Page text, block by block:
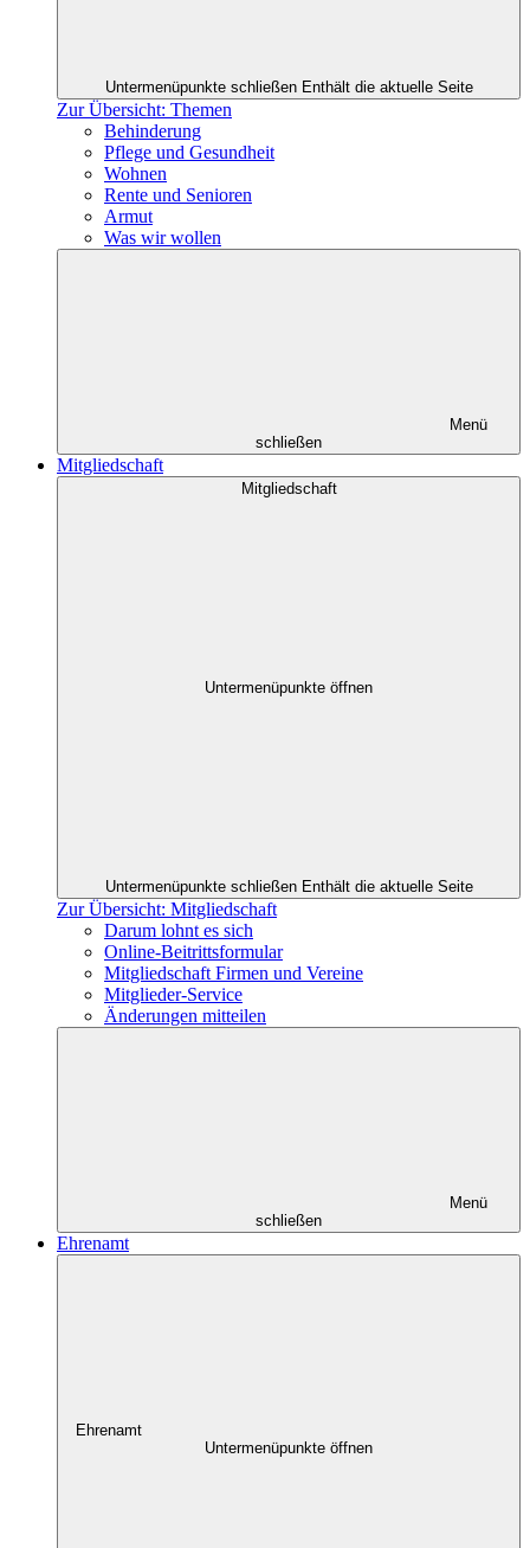
Untermenüpunkte schließen Enthält die aktuelle Seite
Zur Übersicht: Themen
Behinderung
Pflege und Gesundheit
Wohnen
Rente und Senioren
Armut
Was wir wollen
Menü
schließen
Mitgliedschaft
Mitgliedschaft
Untermenüpunkte öffnen
Untermenüpunkte schließen Enthält die aktuelle Seite
Zur Übersicht: Mitgliedschaft
Darum lohnt es sich
Online-Beitrittsformular
Mitgliedschaft Firmen und Vereine
Mitglieder-Service
Änderungen mitteilen
Menü
schließen
Ehrenamt
Ehrenamt
Untermenüpunkte öffnen